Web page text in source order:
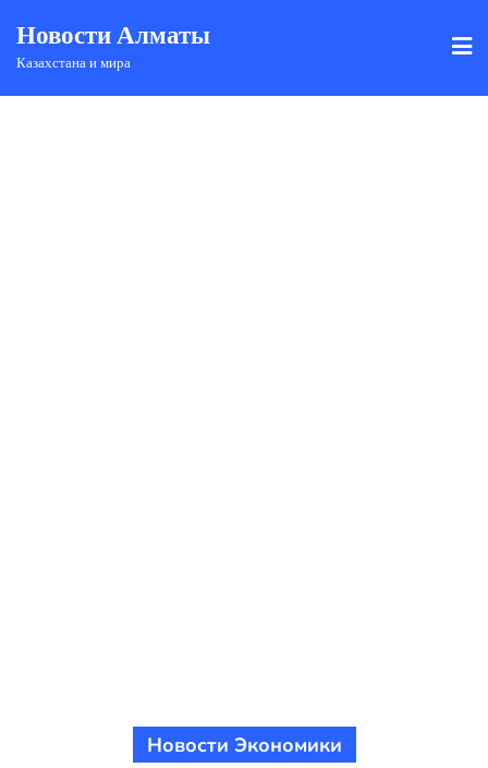
Новости Алматы
Казахстана и мира
Новости Экономики